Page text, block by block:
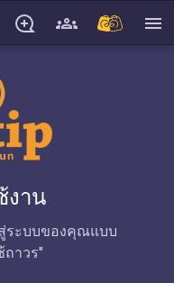
menu
งาน
ระบบของคุณแบบ
ถาวร"